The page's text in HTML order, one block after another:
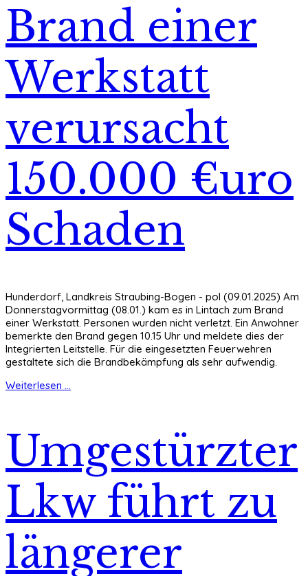
Brand einer
Werkstatt
verursacht
150.000 €uro
Schaden
Hunderdorf, Landkreis Straubing-Bogen - pol (09.01.2025) Am
Donnerstagvormittag (08.01.) kam es in Lintach zum Brand
einer Werkstatt. Personen wurden nicht verletzt. Ein Anwohner
bemerkte den Brand gegen 10.15 Uhr und meldete dies der
Integrierten Leitstelle. Für die eingesetzten Feuerwehren
gestaltete sich die Brandbekämpfung als sehr aufwendig.
Weiterlesen ...
Umgestürzter
Lkw führt zu
längerer